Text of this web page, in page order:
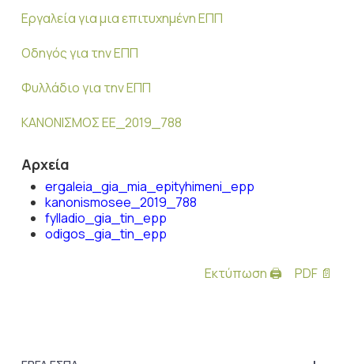
Εργαλεία για μια επιτυχημένη ΕΠΠ
Οδηγός για την ΕΠΠ
Φυλλάδιο για την ΕΠΠ
ΚΑΝΟΝΙΣΜΟΣ EE_2019_788
Αρχεία
ergaleia_gia_mia_epityhimeni_epp
kanonismosee_2019_788
fylladio_gia_tin_epp
odigos_gia_tin_epp
Εκτύπωση 🖨 PDF 📄